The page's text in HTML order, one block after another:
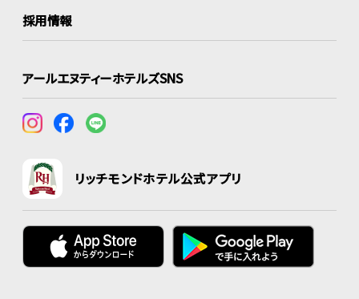
採用情報
アールエヌティーホテルズSNS
リッチモンドホテル公式アプリ